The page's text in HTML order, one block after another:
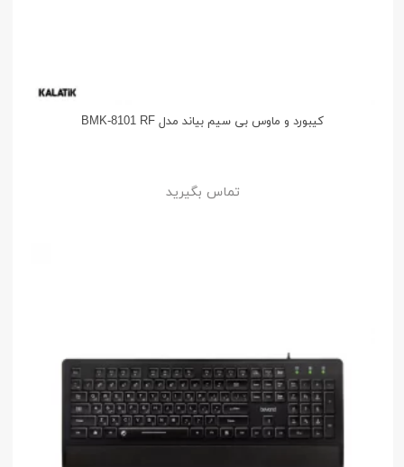
کیبورد و ماوس بی سیم بیاند مدل BMK-8101 RF
تماس بگیرید